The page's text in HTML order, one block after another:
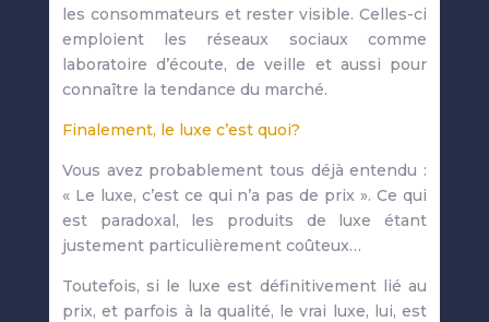
les consommateurs et rester visible. Celles-ci
emploient les réseaux sociaux comme
laboratoire d’écoute, de veille et aussi pour
connaître la tendance du marché.
Finalement, le luxe c’est quoi?
Vous avez probablement tous déjà entendu :
« Le luxe, c’est ce qui n’a pas de prix ». Ce qui
est paradoxal, les produits de luxe étant
justement particulièrement coûteux…
Toutefois, si le luxe est définitivement lié au
prix, et parfois à la qualité, le vrai luxe, lui, est